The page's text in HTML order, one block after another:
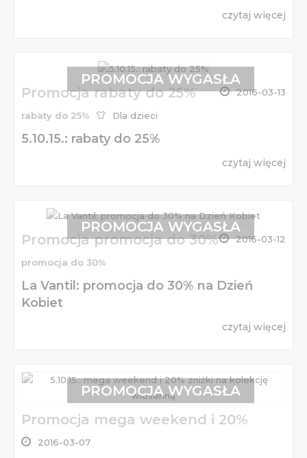
czytaj więcej
Promocja rabaty do 25% 2016-03-13
rabaty do 25% Dla dzieci
5.10.15.: rabaty do 25%
czytaj więcej
PROMOCJA WYGASŁA
Promocja promocja do 30% 2016-03-12
promocja do 30%
La Vantil: promocja do 30% na Dzień
Kobiet
czytaj więcej
PROMOCJA WYGASŁA
Promocja mega weekend i 20%
2016-03-07
PROMOCJA WYGASŁA